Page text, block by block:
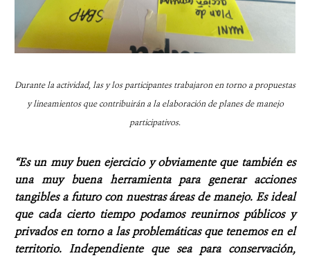
Durante la actividad, las y los participantes trabajaron en torno a propuestas
y lineamientos que contribuirán a la elaboración de planes de manejo
participativos.
“Es un muy buen ejercicio y obviamente que también es
una muy buena herramienta para generar acciones
tangibles a futuro con nuestras áreas de manejo. Es ideal
que cada cierto tiempo podamos reunirnos públicos y
privados en torno a las problemáticas que tenemos en el
territorio. Independiente que sea para conservación,